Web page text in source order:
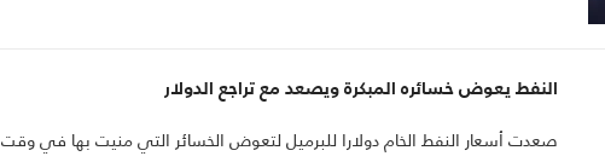
النفط يعوض خسائره المبكرة ويصعد مع تراجع الدولار
صعدت أسعار النفط الخام دولارا للبرميل لتعوض الخسائر التي منيت بها في وقت